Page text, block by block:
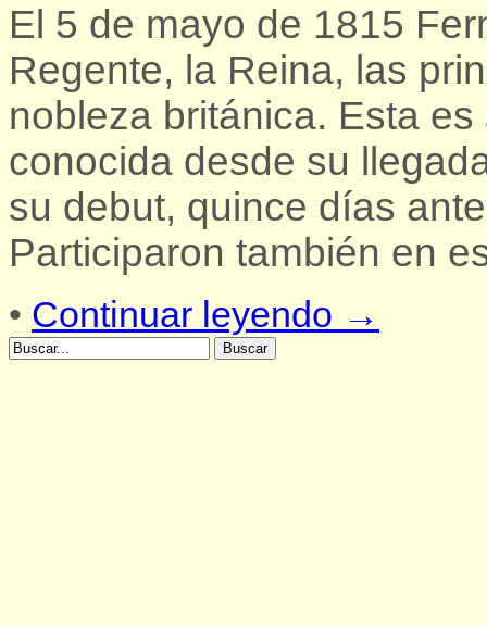
El 5 de mayo de 1815
Regente, la Reina, las
nobleza británica. Esta
conocida desde su
su debut, quince días
Participaron también en
• Continuar leyendo →